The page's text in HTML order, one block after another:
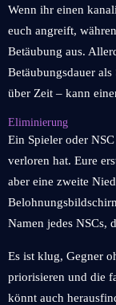
Wenn ihr einen
euch angreift,
Betäubung aus.
Betäubungsdauer
über Zeit – kann
Eliminierung
Ein Spieler oder
verloren hat. Eure
aber eine zweite
Namen jedes NSCs,
Es ist klug, Gegner
priorisieren und die
könnt auch